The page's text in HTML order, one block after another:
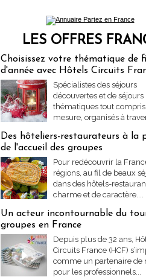
LES OFFRES
Choisissez votre thématique de
d'année avec Hôtels Circuits
Spécialistes des séjours
découvertes et de séjours
thématiques tout
mesure, organisés à
Des hôteliers-restaurateurs à la
de l'accueil des groupes
Pour redécouvrir la
régions, au fil de beaux
dans des hôtels-
charme et de caractère....
Un acteur incontournable du
groupes en France
Depuis plus de 32 ans,
Circuits France (HCF)
comme un partenaire de
pour les professionnels...